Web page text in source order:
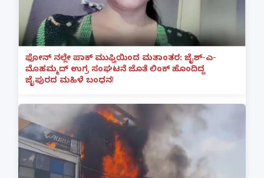
ಫೋನ್ ನಲ್ಲೇ ಪಾಕ್ ಮುಫ್ತಿಯಿಂದ ಮತಾಂತರ: ಜೈಶ್-ಎ-
ಮೊಹಮ್ಮದ್ ಉಗ್ರ ಸಂಘಟನೆ ಜೊತೆ ಲಿಂಕ್ ಹೊಂದಿದ್ದ
ಜೈಪುರದ ಮಹಿಳೆ ಬಂಧನ!